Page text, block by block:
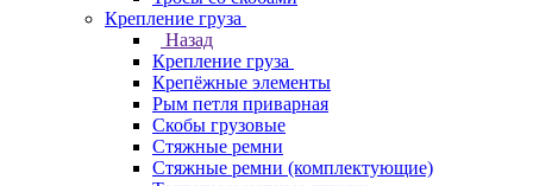
Крепление груза
Назад
Крепление груза
Крепёжные элементы
Рым петля приварная
Скобы грузовые
Стяжные ремни
Стяжные ремни (комплектующие)